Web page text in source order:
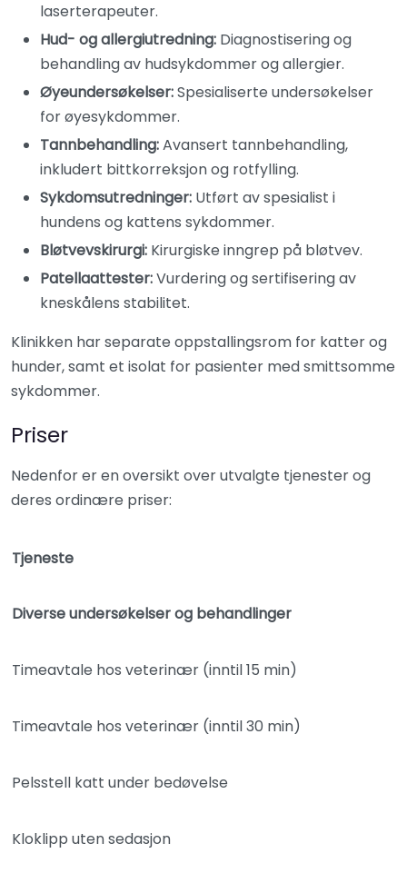
laserterapeuter.​
Hud- og allergiutredning: Diagnostisering og
behandling av hudsykdommer og allergier.​
Øyeundersøkelser:Spesialiserte undersøkelser
for øyesykdommer.​
Tannbehandling:Avansert tannbehandling,
inkludert bittkorreksjon og rotfylling.​
Sykdomsutredninger: Utført av spesialist i
hundens og kattens sykdommer.​
Bløtvevskirurgi: Kirurgiske inngrep på bløtvev.​
Patellaattester:Vurdering og sertifisering av
kneskålens stabilitet.​
Klinikken har separate oppstallingsrom for katter og
hunder, samt et isolat for pasienter med smittsomme
sykdommer.
Priser
Nedenfor er en oversikt over utvalgte tjenester og
deres ordinære priser:
Tjeneste
Diverse undersøkelser og behandlinger
Timeavtale hos veterinær (inntil 15 min)
Timeavtale hos veterinær (inntil 30 min)
Pelsstell katt under bedøvelse
Kloklipp uten sedasjon